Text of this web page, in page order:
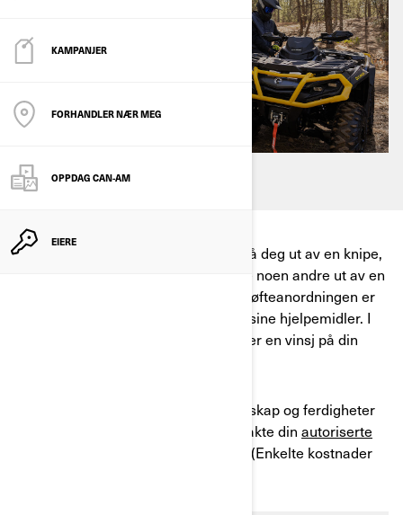
KAMPANJER
FORHANDLER NÆR MEG
OPPDAG CAN-AM
EIERE
Uansett hvor du kjører, kan en vinsj få deg ut av en knipe,
fjerne hindringer og til og med hjelpe noen andre ut av en
vanskelig situasjon. Denne hale- og løfteanordningen er
et flott verktøy for kjørere å ha blant sine hjelpemidler. I
dag viser vi deg hvordan du installerer en vinsj på din
Hvis du føler at du ikke har nok kunnskap og ferdigheter
til å installere den, kan du alltid kontakte din autoriserte
for å få jobben gjort. (Enkelte kostnader